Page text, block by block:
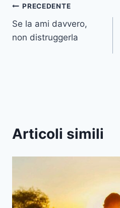
Navigazione
articoli
PRECEDENTE
Se la ami davvero,
non distruggerla
Articoli simili